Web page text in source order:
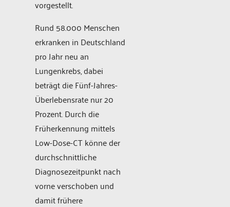
vorgestellt.
Rund 58.000 Menschen
erkranken in Deutschland
pro Jahr neu an
Lungenkrebs, dabei
beträgt die Fünf-Jahres-
Überlebensrate nur 20
Prozent. Durch die
Früherkennung mittels
Low-Dose-CT könne der
durchschnittliche
Diagnosezeitpunkt nach
vorne verschoben und
damit frühere